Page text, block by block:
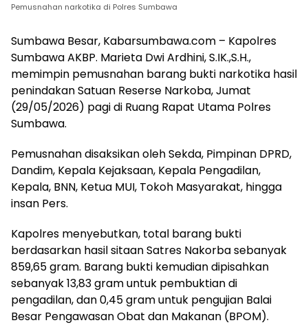
Pemusnahan narkotika di Polres Sumbawa
Sumbawa Besar, Kabarsumbawa.com – Kapolres
Sumbawa AKBP. Marieta Dwi Ardhini, S.IK.,S.H.,
memimpin pemusnahan barang bukti narkotika hasil
penindakan Satuan Reserse Narkoba, Jumat
(29/05/2026) pagi di Ruang Rapat Utama Polres
Sumbawa.
Pemusnahan disaksikan oleh Sekda, Pimpinan DPRD,
Dandim, Kepala Kejaksaan, Kepala Pengadilan,
Kepala, BNN, Ketua MUI, Tokoh Masyarakat, hingga
insan Pers.
Kapolres menyebutkan, total barang bukti
berdasarkan hasil sitaan Satres Nakorba sebanyak
859,65 gram. Barang bukti kemudian dipisahkan
sebanyak 13,83 gram untuk pembuktian di
pengadilan, dan 0,45 gram untuk pengujian Balai
Besar Pengawasan Obat dan Makanan (BPOM).